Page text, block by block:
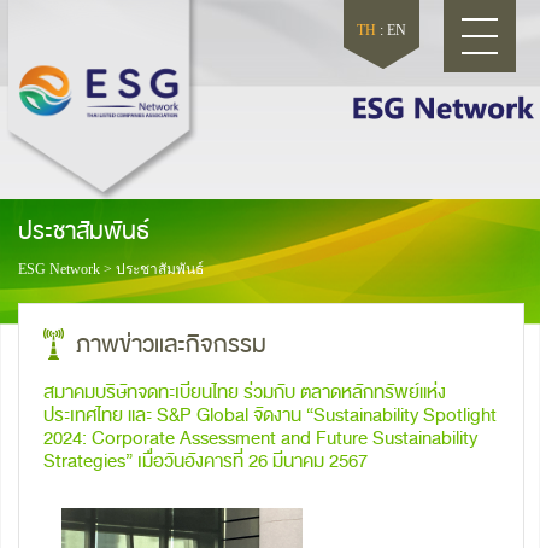
TH : EN
ประชาสัมพันธ์
ESG Network > ประชาสัมพันธ์
ภาพข่าวและกิจกรรม
สมาคมบริษัทจดทะเบียนไทย ร่วมกับ ตลาดหลักทรัพย์แห่ง
ประเทศไทย และ S&P Global จัดงาน “Sustainability Spotlight
2024: Corporate Assessment and Future Sustainability
Strategies” เมื่อวันอังคารที่ 26 มีนาคม 2567